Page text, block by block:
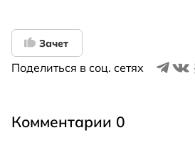
Зачет
Поделиться в соц. сетях
Комментарии 0